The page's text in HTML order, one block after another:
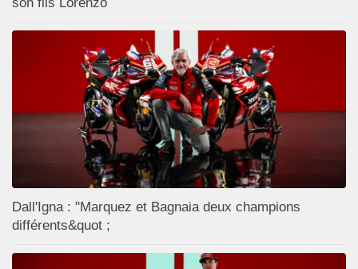
Dall'Igna : "Marquez et Bagnaia deux champions
différents&quot ;